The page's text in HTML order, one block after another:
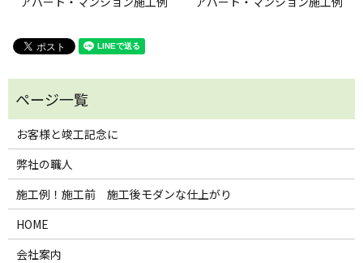
お客様と竣工記念に
弊社の職人
施工例！施工前 施工後モダンな仕上がり
HOME
会社案内